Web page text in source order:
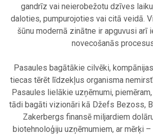
gandrīz vai neierobežotu dzīves
daloties, pumpurojoties vai citā veidā.
šūnu modernā zinātne ir apguvusi arī
novecošanās
Pasaules bagātākie cilvēki,
tiecas tērēt līdzekļus organisma
Pasaules lielākie uzņēmumi,
tādi bagāti vizionāri kā Džefs Bezoss,
Zakerbergs finansē miljardiem
biotehnoloģiju uzņēmumiem, ar mērķi